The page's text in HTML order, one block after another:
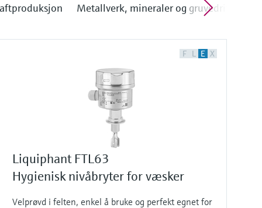
Metallverk, mineraler og gruvedrift
F L E X
Liquiphant FTL63
Hygienisk nivåbryter for væsker
Velprøvd i felten, enkel å bruke og perfekt egnet for